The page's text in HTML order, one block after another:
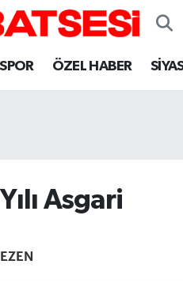
SPOR ÖZEL HABER
Asgari
Haritası
ve Fikstür